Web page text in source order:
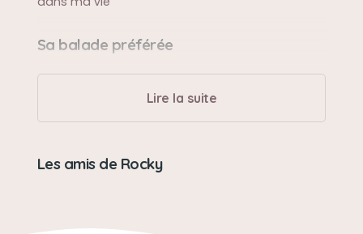
Sa balade préférée
Au parc et sa baignade dans le ruisseau
Sa bêtise préférée
Sa gourmandise et manger les croquettes des
Lire la suite
Les amis de Rocky